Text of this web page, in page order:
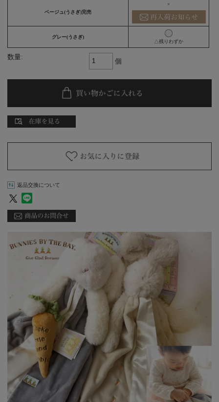
ベージュ(うさぎ)完売
×
グレー(うさぎ)
△残りわずか
数量:
個
返品交換について